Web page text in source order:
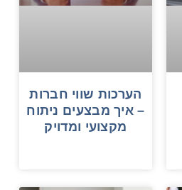
הערכות שווי חברות
– איך מבצעים ניתוח
מקצועי ומדויק